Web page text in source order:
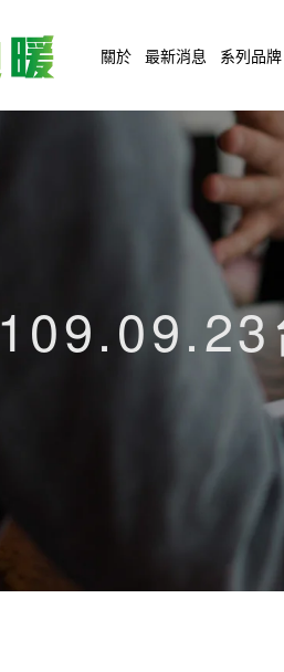
關於 最新消息 系列品牌
109.09.23